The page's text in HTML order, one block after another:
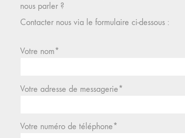
nous parler ?
Contacter nous via le formulaire ci-dessous :
Votre nom*
Votre adresse de messagerie*
Votre numéro de téléphone*